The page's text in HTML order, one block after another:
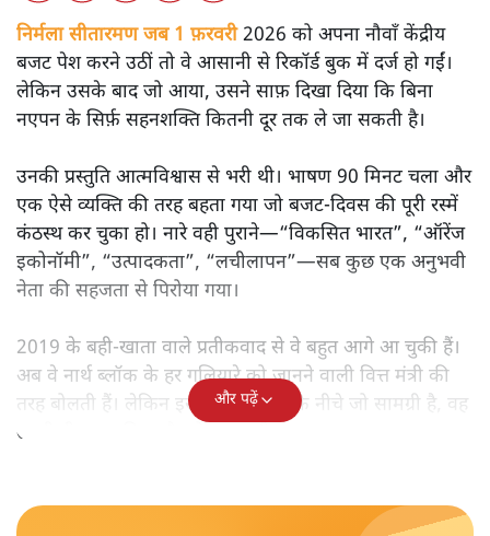
निर्मला सीतारमण जब 1 फ़रवरी2026 को अपना नौवाँ केंद्रीय
बजट पेश करने उठीं तो वे आसानी से रिकॉर्ड बुक में दर्ज हो गईं।
लेकिन उसके बाद जो आया, उसने साफ़ दिखा दिया कि बिना
नएपन के सिर्फ़ सहनशक्ति कितनी दूर तक ले जा सकती है।
उनकी प्रस्तुति आत्मविश्वास से भरी थी। भाषण 90 मिनट चला और
एक ऐसे व्यक्ति की तरह बहता गया जो बजट‑दिवस की पूरी रस्में
कंठस्थ कर चुका हो। नारे वही पुराने—“विकसित भारत”, “ऑरेंज
इकोनॉमी”, “उत्पादकता”, “लचीलापन”—सब कुछ एक अनुभवी
नेता की सहजता से पिरोया गया।
2019 के बही‑खाता वाले प्रतीकवाद से वे बहुत आगे आ चुकी हैं।
अब वे नार्थ ब्लॉक के हर गलियारे को जानने वाली वित्त मंत्री की
तरह बोलती हैं। लेकिन इस आत्मविश्वास के नीचे जो सामग्री है, वह
उतनी ही अनुमानित और दोहराव भरी।
और पढ़ें